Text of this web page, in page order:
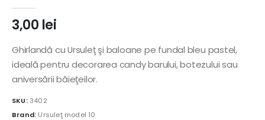
3,00 lei
Ghirlandă cu Ursuleţ şi baloane pe fundal bleu pastel,
ideală pentru decorarea candy barului, botezului sau
aniversării băieţeilor.
SKU:3402
Brand: Ursuleţ model 10